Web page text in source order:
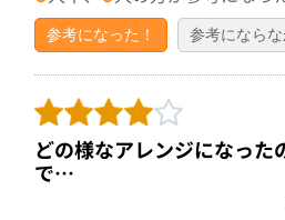
参考になった！ 参考にならな
どの様なアレンジになった
で…